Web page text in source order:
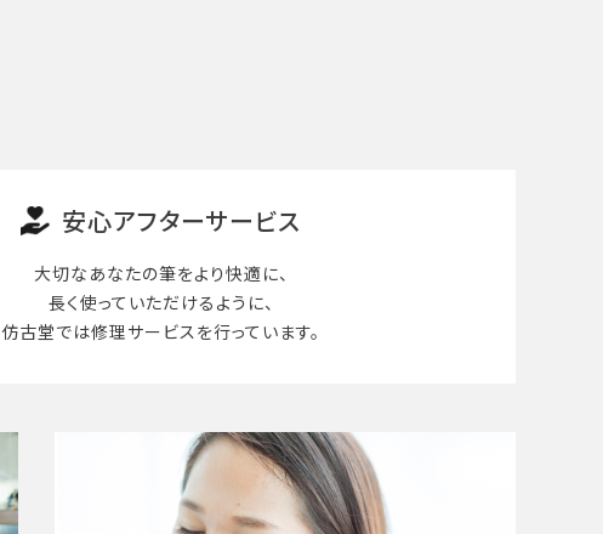
安心アフターサービス
大切なあなたの筆をより快適に、
長く使って いただけるように、
仿古堂では修理サービスを行っています。